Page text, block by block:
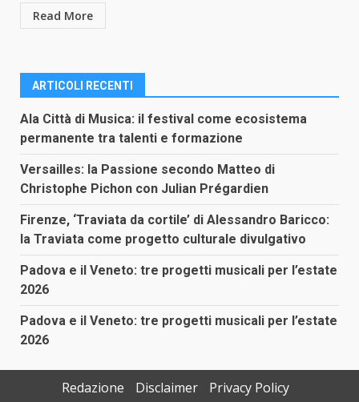
Read More
ARTICOLI RECENTI
Ala Città di Musica: il festival come ecosistema
permanente tra talenti e formazione
Versailles: la Passione secondo Matteo di
Christophe Pichon con Julian Prégardien
Firenze, ‘Traviata da cortile’ di Alessandro Baricco:
la Traviata come progetto culturale divulgativo
Padova e il Veneto: tre progetti musicali per l’estate
2026
Padova e il Veneto: tre progetti musicali per l’estate
2026
Redazione Disclaimer Privacy Policy